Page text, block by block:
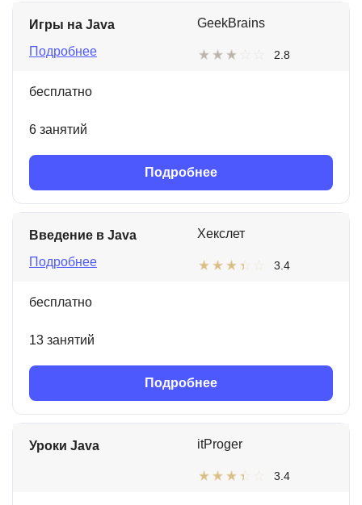
Игры на Java
Подробнее
GeekBrains
2.8
бесплатно
6 занятий
Подробнее
Введение в Java
Подробнее
Хекслет
3.4
бесплатно
13 занятий
Подробнее
Уроки Java itProger
3.4